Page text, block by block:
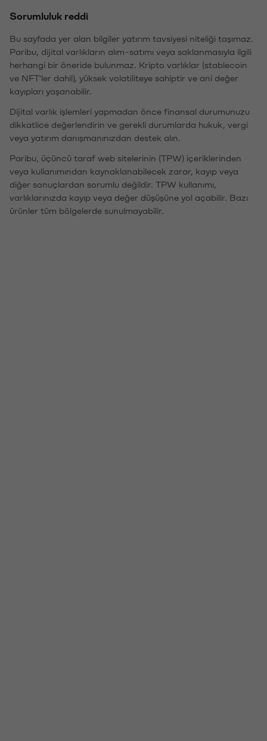
Sorumluluk reddi
Bu sayfada yer alan bilgiler yatırım tavsiyesi niteliği taşımaz.
Paribu, dijital varlıkların alım-satımı veya saklanmasıyla ilgili
herhangi bir öneride bulunmaz. Kripto varlıklar (stablecoin
ve NFT'ler dahil), yüksek volatiliteye sahiptir ve ani değer
kayıpları yaşanabilir.
Dijital varlık işlemleri yapmadan önce finansal durumunuzu
dikkatlice değerlendirin ve gerekli durumlarda hukuk, vergi
veya yatırım danışmanınızdan destek alın.
Paribu, üçüncü taraf web sitelerinin (TPW) içeriklerinden
veya kullanımından kaynaklanabilecek zarar, kayıp veya
diğer sonuçlardan sorumlu değildir. TPW kullanımı,
varlıklarınızda kayıp veya değer düşüşüne yol açabilir. Bazı
ürünler tüm bölgelerde sunulmayabilir.